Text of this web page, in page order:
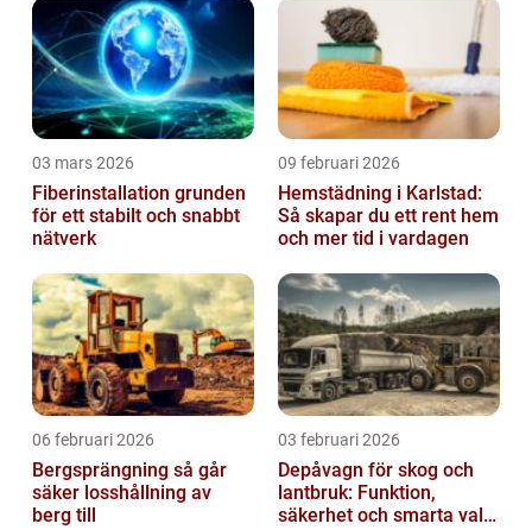
03 mars 2026
Fiberinstallation grunden
för ett stabilt och snabbt
nätverk
09 februari 2026
Hemstädning i Karlstad:
Så skapar du ett rent hem
och mer tid i vardagen
06 februari 2026
Bergsprängning så går
säker losshållning av
berg till
03 februari 2026
Depåvagn för skog och
lantbruk: Funktion,
säkerhet och smarta val